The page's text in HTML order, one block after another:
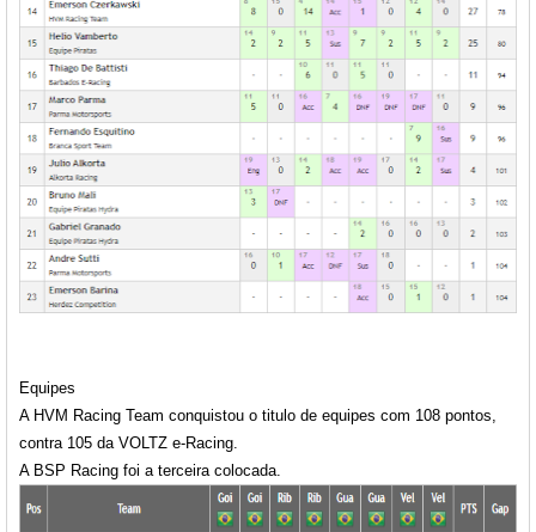
Equipes
A HVM Racing Team conquistou o titulo de equipes com 108 pontos,
contra 105 da VOLTZ e-Racing.
A BSP Racing foi a terceira colocada.